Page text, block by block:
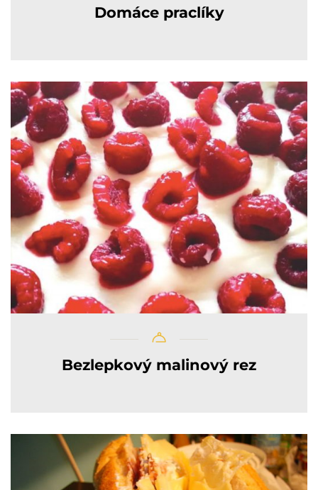
Domáce praclíky
Bezlepkový malinový rez